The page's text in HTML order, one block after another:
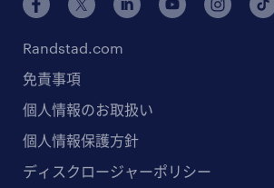
Randstad.com
免責事項
個人情報のお取扱い
個人情報保護方針
ディスクロージャーポリシー